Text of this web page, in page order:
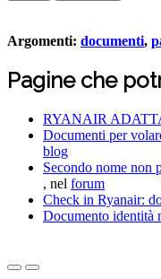
Argomenti: documenti,
Pagine che
RYANAIR
Documenti per
blog
Secondo nome non
, nel forum
Check in Ryanair:
Documento identità